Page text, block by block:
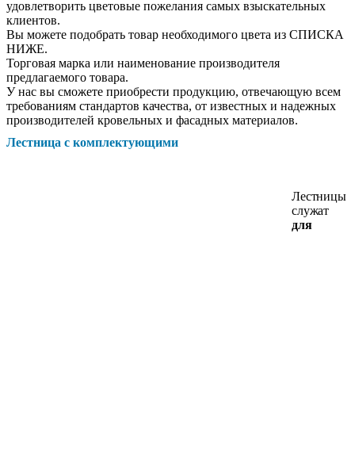
удовлетворить цветовые пожелания самых взыскательных
клиентов.
Вы можете подобрать товар необходимого цвета из СПИСКА
НИЖЕ.
Торговая марка или наименование производителя
предлагаемого товара.
У нас вы сможете приобрести продукцию, отвечающую всем
требованиям стандартов качества, от известных и надежных
производителей кровельных и фасадных материалов.
Лестница с комплектующими
Лестницы
служат
для